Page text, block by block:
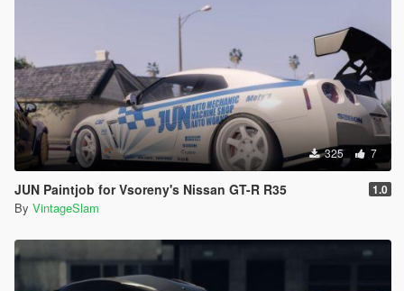
325 7
JUN Paintjob for Vsoreny's Nissan GT-R R35 1.0
By VintageSlam